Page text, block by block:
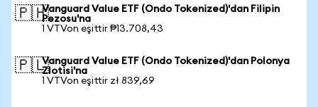
🇵🇭Vanguard Value ETF (Ondo Tokenized)'dan Filipin
Pezosu'na
1 VTVon eşittir ₱13.708,43
🇵🇱Vanguard Value ETF (Ondo Tokenized)'dan Polonya
Zlotisi'na
1 VTVon eşittir zł 839,69